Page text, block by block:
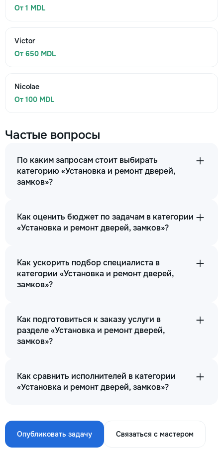
От 1 MDL
Victor
От 650 MDL
Nicolae
От 100 MDL
Частые вопросы
По каким запросам стоит выбирать
категорию «Установка и ремонт дверей,
замков»?
Как оценить бюджет по задачам в категории
«Установка и ремонт дверей, замков»?
Как ускорить подбор специалиста в
категории «Установка и ремонт дверей,
замков»?
Как подготовиться к заказу услуги в
разделе «Установка и ремонт дверей,
замков»?
Как сравнить исполнителей в категории
«Установка и ремонт дверей, замков»?
Опубликовать задачу Связаться с мастером